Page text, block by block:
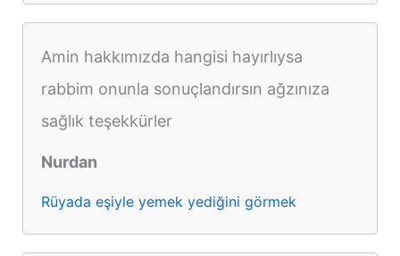
Amin hakkımızda hangisi hayırlıysa
rabbim onunla sonuçlandırsın ağzınıza
sağlık teşekkürler
Nurdan
Rüyada eşiyle yemek yediğini görmek